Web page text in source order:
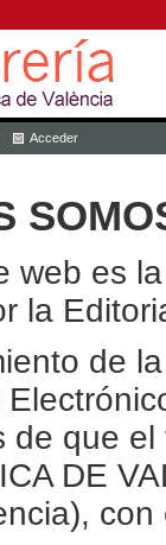
Acceder
web es
la
de
de que
DE
con